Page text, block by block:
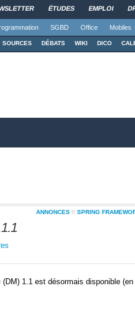
ÉTUDES EMPLOI
SGBD Office Mobiles
SOURCES DÉBATS WIKI DICO
ANNONCES // SPRING
(DM) 1.1 est désormais disponible (en